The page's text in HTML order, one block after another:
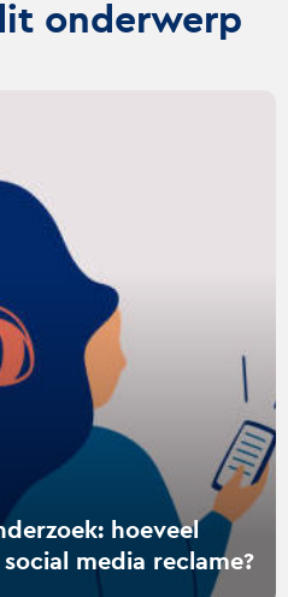
onderwerp
hoeveel
media reclame?